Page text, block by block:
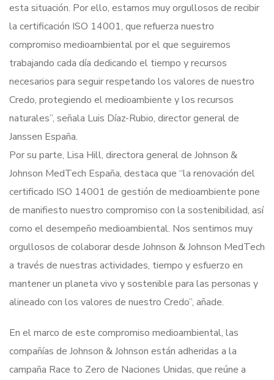
esta situación. Por ello, estamos muy orgullosos de recibir
la certificación ISO 14001, que refuerza nuestro
compromiso medioambiental por el que seguiremos
trabajando cada día dedicando el tiempo y recursos
necesarios para seguir respetando los valores de nuestro
Credo, protegiendo el medioambiente y los recursos
naturales”, señala Luis Díaz-Rubio, director general de
Janssen España.
Por su parte, Lisa Hill, directora general de Johnson &
Johnson MedTech España, destaca que “la renovación del
certificado ISO 14001 de gestión de medioambiente pone
de manifiesto nuestro compromiso con la sostenibilidad, así
como el desempeño medioambiental. Nos sentimos muy
orgullosos de colaborar desde Johnson & Johnson MedTech
a través de nuestras actividades, tiempo y esfuerzo en
mantener un planeta vivo y sostenible para las personas y
alineado con los valores de nuestro Credo”, añade.
En el marco de este compromiso medioambiental, las
compañías de Johnson & Johnson están adheridas a la
campaña Race to Zero de Naciones Unidas, que reúne a